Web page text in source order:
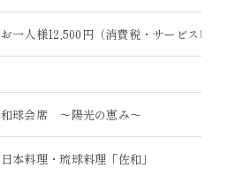
お一人様12,500円（消費税・サービス料込）
和球会席 〜陽光の恵み～
日本料理・琉球料理「佐和」